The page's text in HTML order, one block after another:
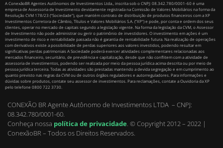
A ConexãoBR Agentes Autônomos de Investimentos Ltda., inscrita sob o CNPJ: 08.342.780/0001-60 é uma
empresa de Assessoria de Investimento devidamente registrada na Comissão de Valores Mobiliários na forma da
Resolução CVM 178/23 (“Sociedade”), que mantém contrato de distribuição de produtos financeiros com a XP
Investimentos Corretora de Câmbio, Títulos e Valores Mobiliários S.A. (“XP”) e pode, por conta e ordem dos seus
clientes, operar no mercado de capitais segundo a legislação vigente. Na forma da legislação da CVM, o Assessor
de Investimento não pode administrar ou gerir o patrimônio de investidores. O investimento em ações é um
investimento de risco e rentabilidade passada não é garantia de rentabilidade futura. Na realização de operações
com derivativos existe a possibilidade de perdas superiores aos valores investidos, podendo resultar em
significativas perdas patrimoniais A Sociedade poderá exercer atividades complementares relacionadas aos
mercados financeiro, securitário, de previdência e capitalização, desde que não conflitem com a atividade de
assessoria de investimentos, podendo ser realizada por meio da pessoa jurídica acima descrita ou por meio de
pessoa jurídica terceira. Todas as atividades são prestadas mantendo a devida segregação e em cumprimento ao
quanto previsto nas regras da CVM ou de outros órgãos reguladores e autorreguladores. Para informações e
dúvidas sobre produtos, contate seu assessor de investimentos. Para reclamações, contate a Ouvidoria da XP
pelo telefone 0800 722 3730.
CONEXÃO BR Agente Autônomo de Investimentos LTDA – CNPJ:
08.342.780/0001-60.
Conheça nossa política de privacidade. © Copyright 2012 – 2022 |
ConexãoBR – Todos os Direitos Reservados.